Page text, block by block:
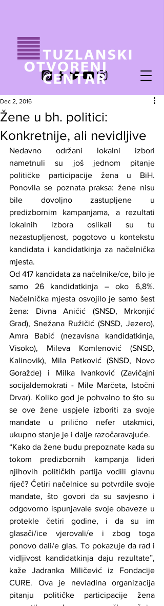
Žene u bh. politici:
Konkretnije, ali nevidljive
Dec 2, 2016
Nedavno održani lokalni izbori
nametnuli su još jednom pitanje
političke participacije žena u BiH.
Ponovila se poznata praksa: žene nisu
bile dovoljno zastupljene u
predizbornim kampanjama, a rezultati
lokalnih izbora oslikali su tu
nezastupljenost, pogotovo u kontekstu
kandidata i kandidatkinja za načelnička
mjesta.
Od 417 kandidata za načelnike/ce, bilo je
samo 26 kandidatkinja – oko 6,8%.
Načelnička mjesta osvojilo je samo šest
žena: Divna Aničić (SNSD, Mrkonjić
Grad), Snežana Ružičić (SNSD, Jezero),
Amra Babić (nezavisna kandidatkinja,
Visoko), Mileva Komlenović (SNSD,
Kalinovik), Mila Petković (SNSD, Novo
Goražde) i Milka Ivanković (Zavičajni
socijaldemokrati - Mile Marčeta, Istočni
Drvar). Koliko god je pohvalno to što su
se ove žene uspjele izboriti za svoje
mandate u prilično nefer utakmici,
ukupno stanje je i dalje razočaravajuće.
“Kako da žene budu prepoznate kada su
tokom predizbornih kampanja lideri
njihovih političkih partija vodili glavnu
riječ? Četiri načelnice su potvrdile svoje
mandate, što govori da su savjesno i
odgovorno ispunjavale svoje obaveze u
protekle četiri godine, i da su im
glasači/ice vjerovali/e i zbog toga
ponovo dali/e glas. To pokazuje da rad i
vidljivost kandidatkinja daju rezultate”,
kaže Jadranka Miličević iz Fondacije
CURE. Ova je nevladina organizacija
pitanju političke participacije žena